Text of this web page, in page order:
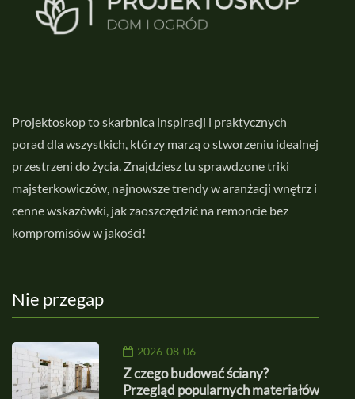
Projektoskop to skarbnica inspiracji i praktycznych
porad dla wszystkich, którzy marzą o stworzeniu idealnej
przestrzeni do życia. Znajdziesz tu sprawdzone triki
majsterkowiczów, najnowsze trendy w aranżacji wnętrz i
cenne wskazówki, jak zaoszczędzić na remoncie bez
kompromisów w jakości!
Nie przegap
2026-08-06
Z czego budować ściany?
Przegląd popularnych materiałów